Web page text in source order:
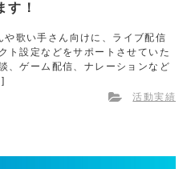
す！
歌い手さん向けに、ライブ配信
ト設定などをサポートさせていた
、ゲーム配信、ナレーションなど
活動実績